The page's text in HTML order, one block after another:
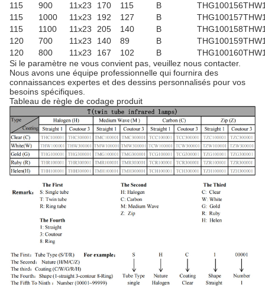
115
900 11x23 170 115 B THG100156
115
1000 11x23 192 127 B THG100157
115
1100 11x23 205 140 B THG100158
120
700 11x23 140 89 B THG100159
120
800 11x23 167 102 B THG100160
Si le paramètre ne vous convient pas, veuillez nous contacter.
Nous avons une équipe professionnelle qui fournira des
connaissances expertes et des dessins personnalisés pour vos
besoins spécifiques.
Tableau de règle de codage produit